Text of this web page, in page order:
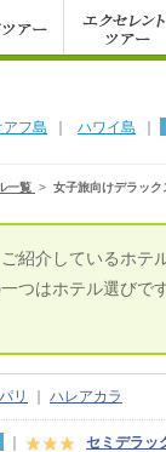
アフ島 ハワイ島
一覧 > 女子旅向けデラック
紹介しているホテ
つはホテル選びで
リ ハレアカラ
セミデラッ